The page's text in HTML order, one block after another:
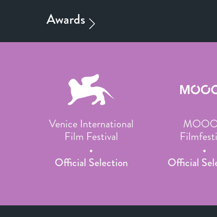
Venice International
Film Festival
Official Selection
Official